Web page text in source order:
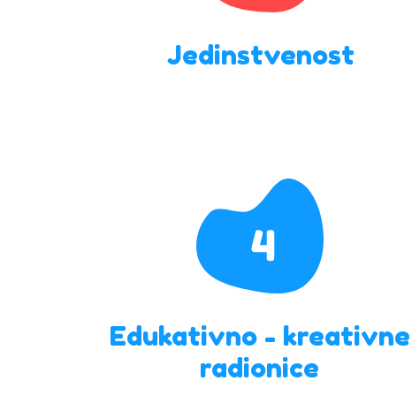
Jedinstvenost
Edukativno - kreativne
radionice